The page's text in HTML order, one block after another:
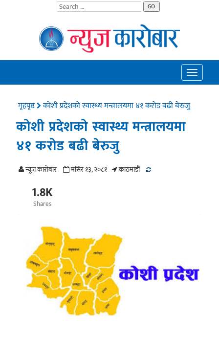
GO
Toggle
गृहपृष्ठ कोशी प्रदेशको स्वास्थ्य मन्त्रालयमा ४१ करोड बढी बेरुजु
कोशी प्रदेशको स्वास्थ्य मन्त्रालयमा
४१ करोड बढी बेरुजु
न्यूज काराेबार मंसिर १३, २०८१ काठमाडाैं
1.8K
Shares